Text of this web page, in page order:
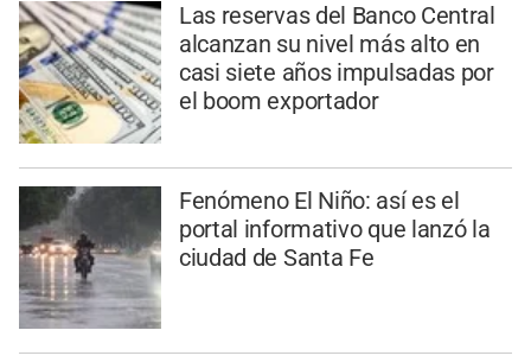
Las reservas del Banco Central
alcanzan su nivel más alto en
casi siete años impulsadas por
el boom exportador
Fenómeno El Niño: así es el
portal informativo que lanzó la
ciudad de Santa Fe